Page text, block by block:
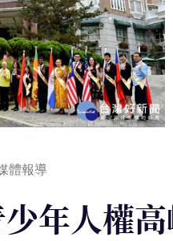
體報導
年人權